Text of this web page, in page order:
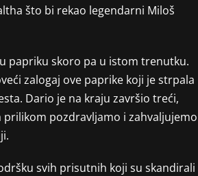
što bi rekao legendarni Miloš
papriku skoro pa u istom trenutku.
zalogaj ove paprike koji je strpala
Dario je na kraju završio treći,
pozdravljamo i zahvaljujemo
svih prisutnih koji su skandirali